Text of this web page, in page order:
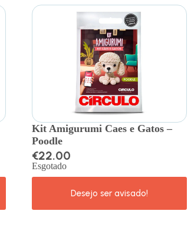
Kit Amigurumi Caes e Gatos –
Poodle
€22.00
Esgotado